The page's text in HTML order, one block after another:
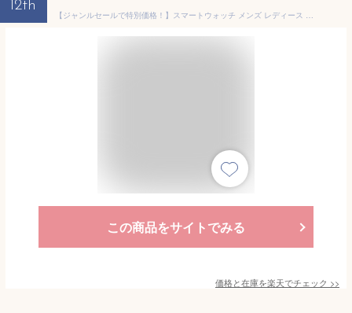
12th
【ジャンルセールで特別価格！】スマートウォッチ メンズ レディース 腕時計 運動記録 24時間健康管理 日本製センサー 着信通知 IP67防水 音声通話 歩数計 睡眠 スポーツ記録 スポーツ 睡眠管理 軽量 メール通知 SNS 母の日 父の日 敬老の日 父の日 2026 プレゼント
この商品をサイトでみる
価格と在庫を楽天でチェック >>